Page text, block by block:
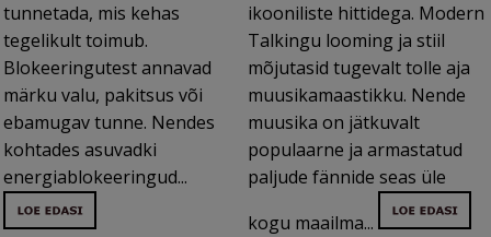
tunnetada, mis kehas
tegelikult toimub.
Blokeeringutest annavad
märku valu, pakitsus või
ebamugav tunne. Nendes
kohtades asuvadki
energiablokeeringud...
ikooniliste hittidega. Modern
Talkingu looming ja stiil
mõjutasid tugevalt tolle aja
muusikamaastikku. Nende
muusika on jätkuvalt
populaarne ja armastatud
paljude fännide seas üle
kogu maailma...